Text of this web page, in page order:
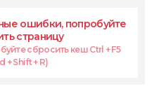
ошибки, попробуйте
страницу
сбросить кеш Ctrl + F5
+ Shift + R)